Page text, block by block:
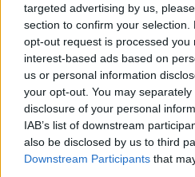
targeted advertising by us,
section to confirm your
opt-out request is processed you
interest-based ads based on
us or personal information
your opt-out. You may
disclosure of your personal
IAB’s list of downstream
also be disclosed by us to third
Downstream Participants that
WOW!! Shit, vad
är. Alla verk du gör
så mycket för din
otroligt mycket med
Massa kramar!
Emelie 26 oktober, 2014 kl. 19:21